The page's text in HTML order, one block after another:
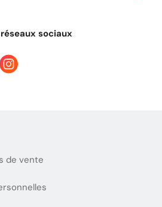
sociaux
de vente